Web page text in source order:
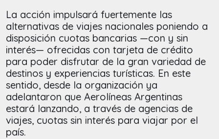
La acción impulsará fuertemente las
alternativas de viajes nacionales poniendo a
disposición cuotas bancarias —con y sin
interés— ofrecidas con tarjeta de crédito
para poder disfrutar de la gran variedad de
destinos y experiencias turísticas. En este
sentido, desde la organización ya
adelantaron que Aerolíneas Argentinas
estará lanzando, a través de agencias de
viajes, cuotas sin interés para viajar por el
país.